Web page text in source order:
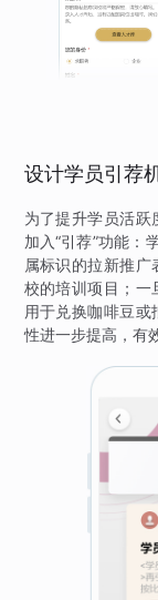
设计学员引荐
为了提升学员活
加入“引荐”功能：
属标识的拉新推
校的培训项目；一
用于兑换咖啡豆
性进一步提高，有